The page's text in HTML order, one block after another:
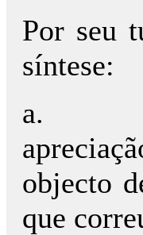
Por seu
síntese:
a.
objecto
que